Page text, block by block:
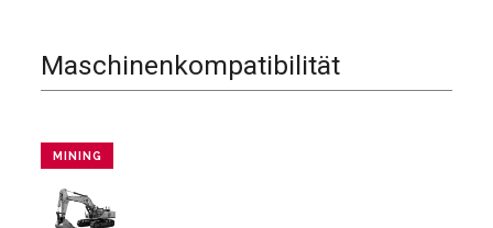
Maschinenkompatibilität
MINING